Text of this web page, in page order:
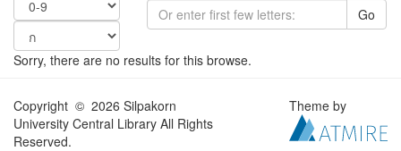
Go
Sorry, there are no results for this browse.
Copyright © 2026 Silpakorn
University Central Library All Rights
Reserved.
Theme by